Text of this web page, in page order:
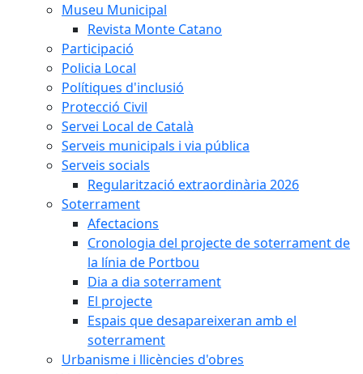
Museu Municipal
Revista Monte Catano
Participació
Policia Local
Polítiques d'inclusió
Protecció Civil
Servei Local de Català
Serveis municipals i via pública
Serveis socials
Regularització extraordinària 2026
Soterrament
Afectacions
Cronologia del projecte de soterrament de
la línia de Portbou
Dia a dia soterrament
El projecte
Espais que desapareixeran amb el
soterrament
Urbanisme i llicències d'obres